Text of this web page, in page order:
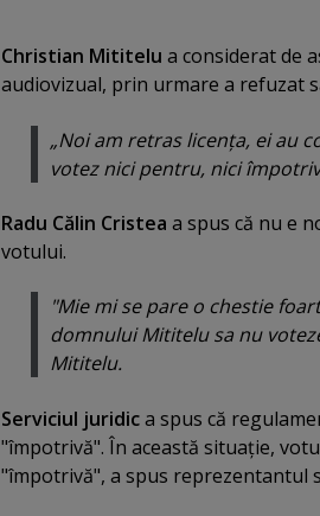
Christian Mititelu a considerat de
audiovizual, prin urmare a refuzat
„Noi am retras licenţa, ei au
votez nici pentru, nici
Radu Călin Cristea a spus că nu e
votului.
"Mie mi se pare o chestie
domnului Mititelu sa nu
Mititelu.
Serviciul juridica spus că
"împotrivă". În această situaţie,
"împotrivă", a spus reprezentantul